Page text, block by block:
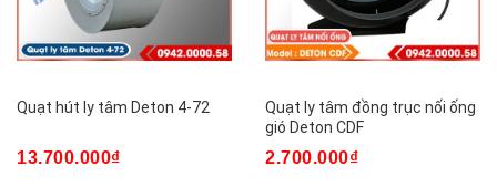
Quạt hút ly tâm Deton 4-72
13.700.000₫
Quạt ly tâm đồng trục nối ống
gió Deton CDF
2.700.000₫